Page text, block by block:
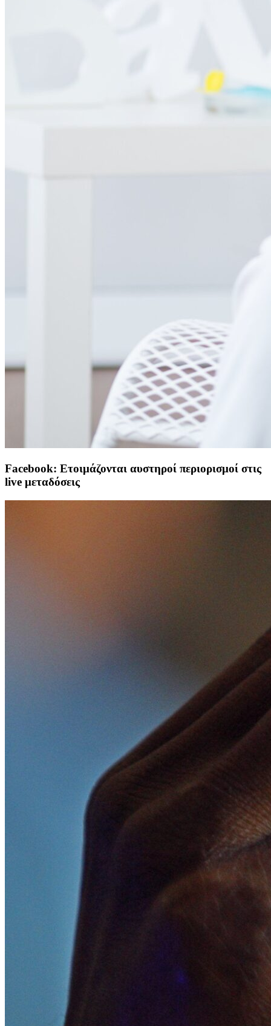
Facebook: Ετοιμάζονται αυστηροί περιορισμοί στις
live μεταδόσεις